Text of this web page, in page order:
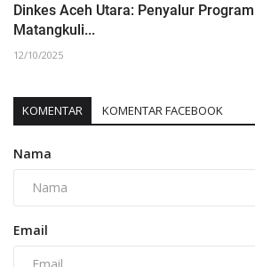
‎Dinkes Aceh Utara: Penyalur
Matangkuli...
12/10/2025
KOMENTAR KOMENTAR FACEBOOK
Nama
Email